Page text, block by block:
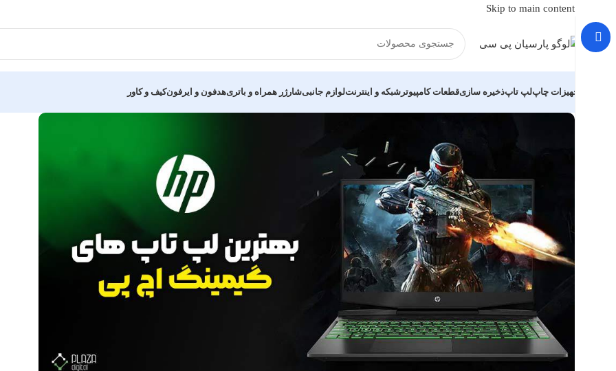
Skip to main content
تجهیزات چاپلپ تاپذخیره سازیقطعات کامپیوتر شبکه و اینترنتلوازم جانبیشارژر همراه و باتریهدفون و ایرفونکیف و کاور